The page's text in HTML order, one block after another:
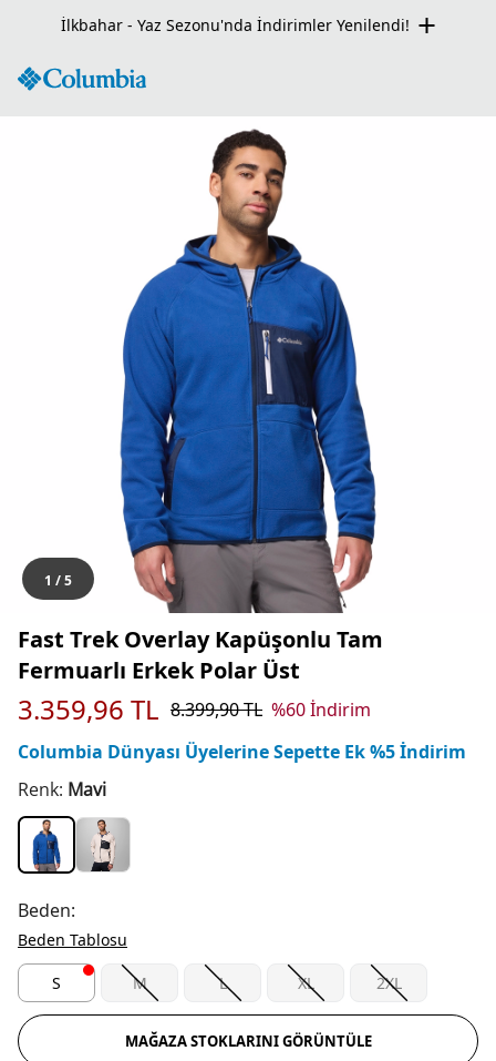
İlkbahar - Yaz Sezonu'nda İndirimler Yenilendi!
1 /5
Fast Trek Overlay Kapüşonlu Tam
Fermuarlı Erkek Polar Üst
3.359,96 TL 8.399,90TL %60İndirim
Columbia Dünyası Üyelerine Sepette Ek %5 İndirim
Renk: Mavi
Beden:
Beden Tablosu
S M L XL 2XL
MAĞAZA STOKLARINI GÖRÜNTÜLE